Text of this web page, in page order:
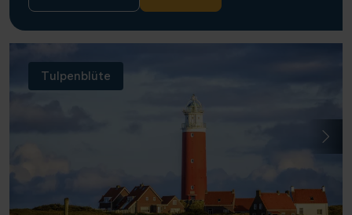
Tulpenblüte